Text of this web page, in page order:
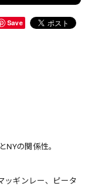
Save
NYの関係性。
ッギンレー、ピータ